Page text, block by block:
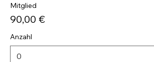
Mitglied
90,00 €
Anzahl